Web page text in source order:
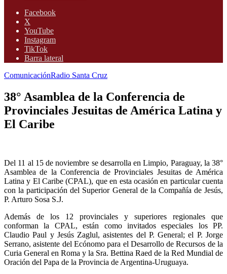
Facebook
X
YouTube
Instagram
TikTok
Barra lateral
ComunicaciónRadio Santa Cruz
38° Asamblea de la Conferencia de
Provinciales Jesuitas de América Latina y
El Caribe
Del 11 al 15 de noviembre se desarrolla en Limpio, Paraguay, la 38°
Asamblea de la Conferencia de Provinciales Jesuitas de América
Latina y El Caribe (CPAL), que en esta ocasión en particular cuenta
con la participación del Superior General de la Compañía de Jesús,
P. Arturo Sosa S.J.
Además de los 12 provinciales y superiores regionales que
conforman la CPAL, están como invitados especiales los PP.
Claudio Paul y Jesús Zaglul, asistentes del P. General; el P. Jorge
Serrano, asistente del Ecónomo para el Desarrollo de Recursos de la
Curia General en Roma y la Sra. Bettina Raed de la Red Mundial de
Oración del Papa de la Provincia de Argentina-Uruguaya.